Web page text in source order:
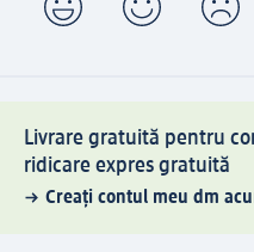
Livrare gratuită pentru
ridicare expres gratuită
Creați contul meu dm